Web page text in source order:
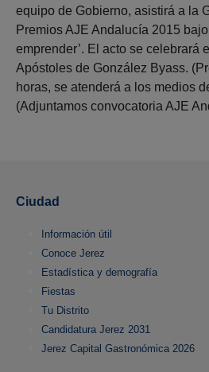
equipo de Gobierno, asistirá a la
Premios AJE Andalucía 2015
emprender’. El acto se celebrará
Apóstoles de González Byass.
horas, se atenderá a los medios
(Adjuntamos convocatoria AJE
Ciudad
Información útil
Conoce Jerez
Estadística y demografía
Fiestas
Tu Distrito
Candidatura Jerez 2031
Jerez Capital Gastronómica 2026